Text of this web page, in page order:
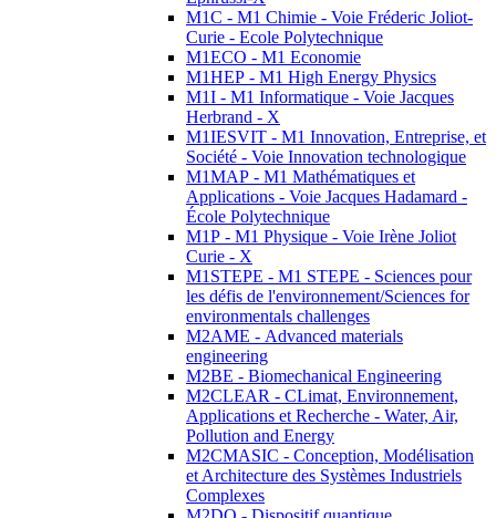
M1C - M1 Chimie - Voie Fréderic Joliot-
Curie - Ecole Polytechnique
M1ECO - M1 Economie
M1HEP - M1 High Energy Physics
M1I - M1 Informatique - Voie Jacques
Herbrand - X
M1IESVIT - M1 Innovation, Entreprise, et
Société - Voie Innovation technologique
M1MAP - M1 Mathématiques et
Applications - Voie Jacques Hadamard -
École Polytechnique
M1P - M1 Physique - Voie Irène Joliot
Curie - X
M1STEPE - M1 STEPE - Sciences pour
les défis de l'environnement/Sciences for
environmentals challenges
M2AME - Advanced materials
engineering
M2BE - Biomechanical Engineering
M2CLEAR - CLimat, Environnement,
Applications et Recherche - Water, Air,
Pollution and Energy
M2CMASIC - Conception, Modélisation
et Architecture des Systèmes Industriels
Complexes